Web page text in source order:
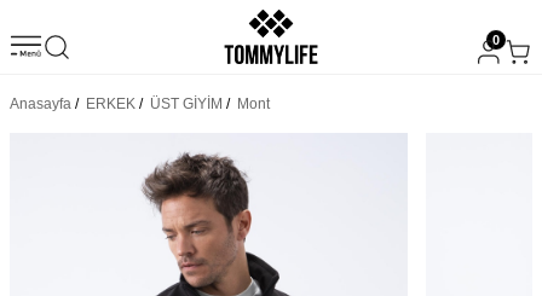
0
Anasayfa / ERKEK / ÜST GİYİM / Mont